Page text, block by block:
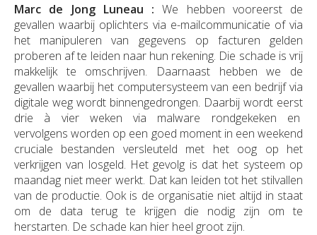
Marc de Jong Luneau : We hebben vooreerst de
gevallen waarbij oplichters via e-mailcommunicatie of via
het manipuleren van gegevens op facturen gelden
proberen af te leiden naar hun rekening. Die schade is vrij
makkelijk te omschrijven. Daarnaast hebben we de
gevallen waarbij het computersysteem van een bedrijf via
digitale weg wordt binnengedrongen. Daarbij wordt eerst
drie à vier weken via malware rondgekeken en
vervolgens worden op een goed moment in een weekend
cruciale bestanden versleuteld met het oog op het
verkrijgen van losgeld. Het gevolg is dat het systeem op
maandag niet meer werkt. Dat kan leiden tot het stilvallen
van de productie. Ook is de organisatie niet altijd in staat
om de data terug te krijgen die nodig zijn om te
herstarten. De schade kan hier heel groot zijn.